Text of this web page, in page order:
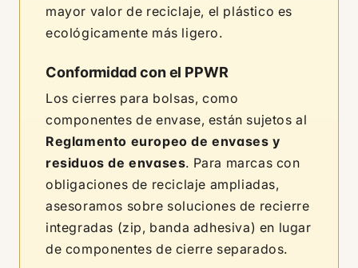
mayor valor de reciclaje, el plástico es
ecológicamente más ligero.
Conformidad con el PPWR
Los cierres para bolsas, como
componentes de envase, están sujetos al
Reglamento europeo de envases y
residuos de envases. Para marcas con
obligaciones de reciclaje ampliadas,
asesoramos sobre soluciones de recierre
integradas (zip, banda adhesiva) en lugar
de componentes de cierre separados.